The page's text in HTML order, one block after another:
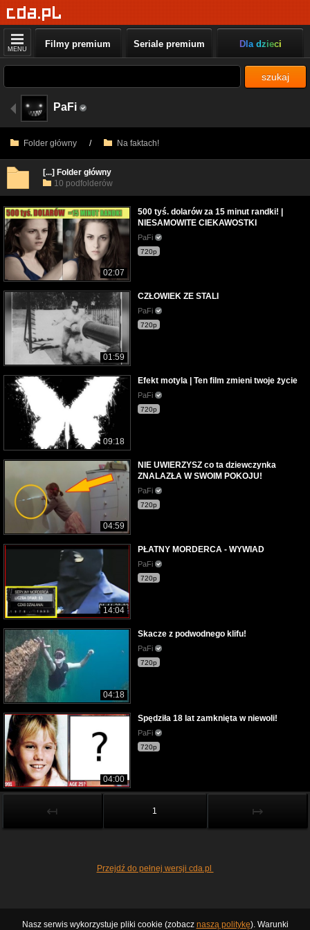
MENU Filmy premium Seriale premium Dla dzieci
szukaj
PaFi
Folder główny / Na faktach!
[...] Folder główny
10 podfolderów
02:07
500 tyś. dolarów za 15 minut randki! |
NIESAMOWITE CIEKAWOSTKI
PaFi
720p
01:59
CZŁOWIEK ZE STALI
PaFi
720p
09:18
Efekt motyla | Ten film zmieni twoje życie
PaFi
720p
04:59
NIE UWIERZYSZ co ta dziewczynka
ZNALAZŁA W SWOIM POKOJU!
PaFi
720p
14:04
PŁATNY MORDERCA - WYWIAD
PaFi
720p
04:18
Skacze z podwodnego klifu!
PaFi
720p
04:00
Spędziła 18 lat zamknięta w niewoli!
PaFi
720p
↤ 1 ↦
Przejdź do pełnej wersji cda.pl
Nasz serwis wykorzystuje pliki cookie (zobacz naszą politykę). Warunki